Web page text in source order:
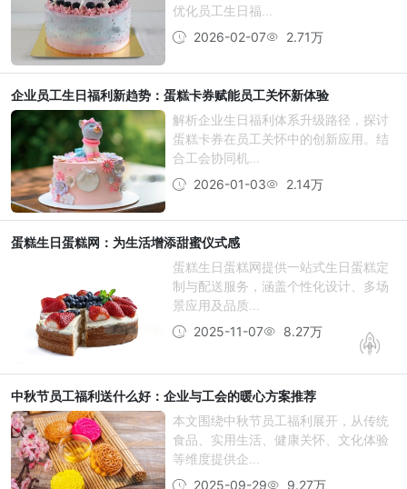
优化员工生日福...
2026-02-07
2.71万
企业员工生日福利新趋势：蛋糕卡券赋能员工关怀新体验
解析企业生日福利体系升级路径，探讨
蛋糕卡券在员工关怀中的创新应用。结
合工会协同机...
2026-01-03
2.14万
蛋糕生日蛋糕网：为生活增添甜蜜仪式感
蛋糕生日蛋糕网提供一站式生日蛋糕定
制与配送服务，涵盖个性化设计、多场
景应用及品质...
2025-11-07
8.27万
中秋节员工福利送什么好：企业与工会的暖心方案推荐
本文围绕中秋节员工福利展开，从传统
食品、实用生活、健康关怀、文化体验
等维度提供企...
2025-09-29
9.27万